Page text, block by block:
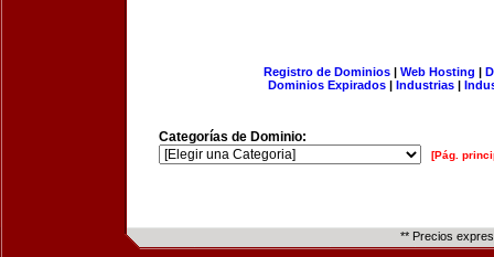
Registro de Dominios| Web Hosting |
Dominios Expirados | Industrias |
Categorías de Dominio:
[Pág.
** Precios